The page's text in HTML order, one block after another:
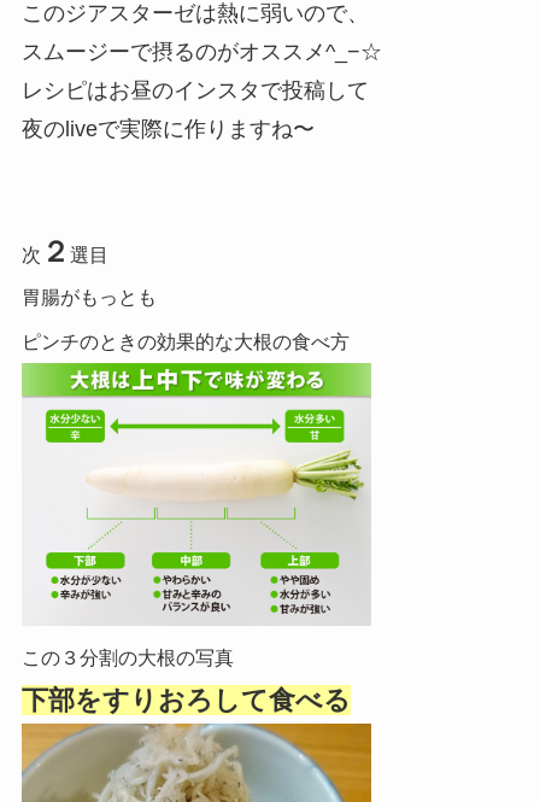
このジアスターゼは熱に弱いので、
スムージーで摂るのがオススメ^_−☆
レシピはお昼のインスタで投稿して
夜のliveで実際に作りますね〜
次 ２ 選目
胃腸がもっとも
ピンチのときの効果的な大根の食べ方
この３分割の大根の写真
下部をすりおろして食べる